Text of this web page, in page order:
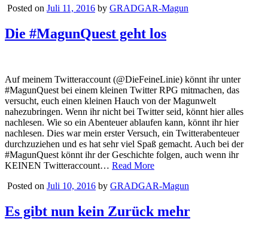
Posted on Juli 11, 2016 by GRADGAR-Magun
Die #MagunQuest geht los
Auf meinem Twitteraccount (@DieFeineLinie) könnt ihr unter
#MagunQuest bei einem kleinen Twitter RPG mitmachen, das
versucht, euch einen kleinen Hauch von der Magunwelt
nahezubringen. Wenn ihr nicht bei Twitter seid, könnt hier alles
nachlesen. Wie so ein Abenteuer ablaufen kann, könnt ihr hier
nachlesen. Dies war mein erster Versuch, ein Twitterabenteuer
durchzuziehen und es hat sehr viel Spaß gemacht. Auch bei der
#MagunQuest könnt ihr der Geschichte folgen, auch wenn ihr
KEINEN Twitteraccount… Read More
Posted on Juli 10, 2016 by GRADGAR-Magun
Es gibt nun kein Zurück mehr